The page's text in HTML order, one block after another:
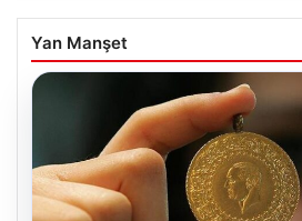
Yan Manşet